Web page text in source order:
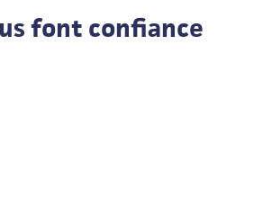
font confiance